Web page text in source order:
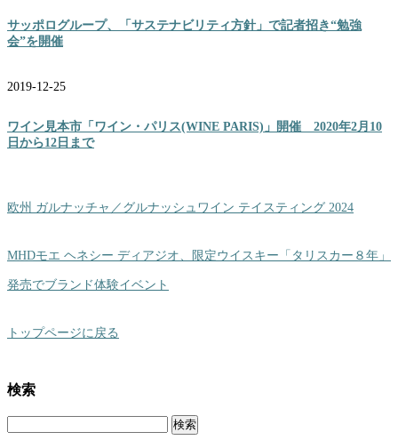
サッポログループ、「サステナビリティ方針」で記者招き“勉強
会”を開催
2019-12-25
ワイン見本市「ワイン・パリス(WINE PARIS)」開催 2020年2月10
日から12日まで
欧州 ガルナッチャ／グルナッシュワイン テイスティング 2024
MHDモエ ヘネシー ディアジオ、限定ウイスキー「タリスカー８年」
発売でブランド体験イベント
トップページに戻る
検索
検
索: